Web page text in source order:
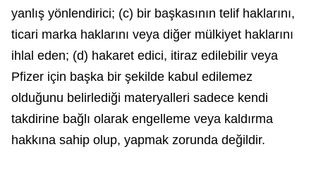
yanlış yönlendirici; (c) bir başkasının telif haklarını,
ticari marka haklarını veya diğer mülkiyet haklarını
ihlal eden; (d) hakaret edici, itiraz edilebilir veya
Pfizer için başka bir şekilde kabul edilemez
olduğunu belirlediği materyalleri sadece kendi
takdirine bağlı olarak engelleme veya kaldırma
hakkına sahip olup, yapmak zorunda değildir.